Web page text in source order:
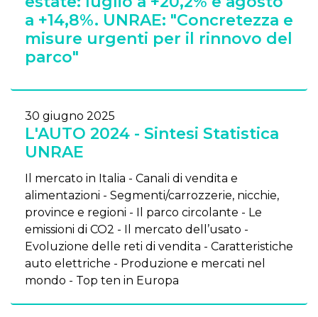
a +14,8%. UNRAE: "Concretezza e
misure urgenti per il rinnovo del
parco"
30 giugno 2025
L'AUTO 2024 - Sintesi Statistica
UNRAE
Il mercato in Italia - Canali di vendita e
alimentazioni - Segmenti/carrozzerie, nicchie,
province e regioni - Il parco circolante - Le
emissioni di CO2 - Il mercato dell’usato -
Evoluzione delle reti di vendita - Caratteristiche
auto elettriche - Produzione e mercati nel
mondo - Top ten in Europa